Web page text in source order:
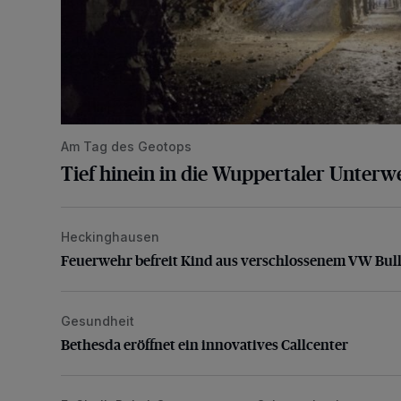
Am Tag des Geotops
Tief hinein in die Wuppertaler
Feuerwehr befreit Kind aus verschlossenem VW Bulli
Heckinghausen
Feuerwehr befreit Kind aus verschlossenem VW
Bethesda eröffnet ein innovatives Callcenter
Gesundheit
Bethesda eröffnet ein innovatives Callcenter